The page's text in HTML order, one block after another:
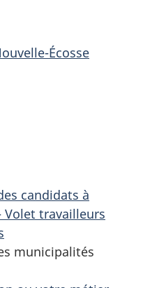
Écosse
candidats à
Volet travailleurs
municipalités